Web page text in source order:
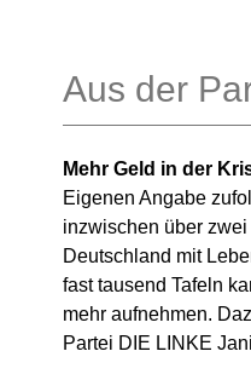
Aus der
Mehr Geld in der
Eigenen Angabe
inzwischen über
Deutschland mit
fast tausend Tafeln
mehr aufnehmen.
Partei DIE LINKE